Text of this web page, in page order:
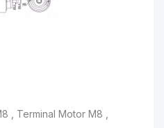
, Terminal Motor M8 ,